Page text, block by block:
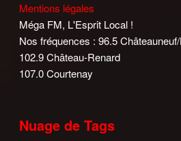
Mentions légales
Méga FM, L'Esprit Local !
Nos fréquences : 96.5
102.9 Château-Renard
107.0 Courtenay
Nuage de Tags